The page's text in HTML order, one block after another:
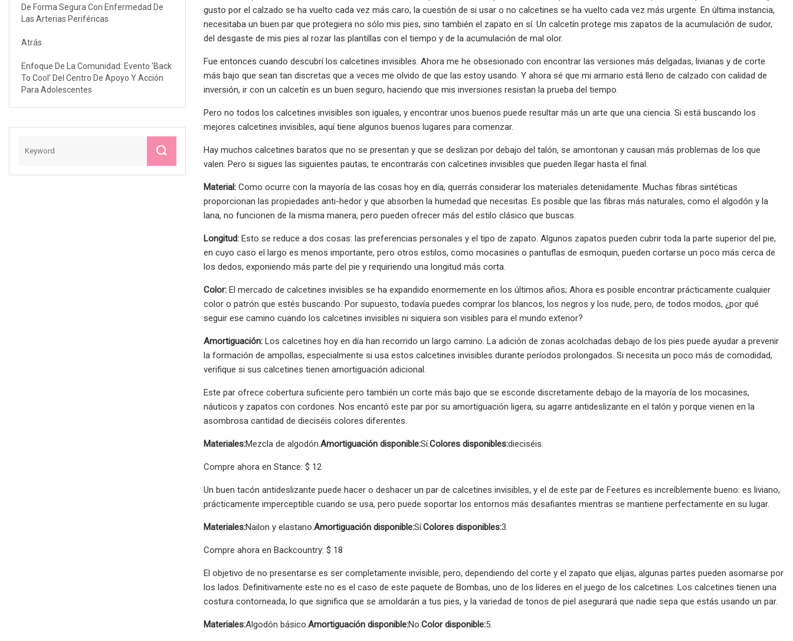
De Forma Segura Con Enfermedad De
Las Arterias Periféricas
Atrás
Enfoque De La Comunidad: Evento 'Back
To Cool' Del Centro De Apoyo Y Acción
Para Adolescentes
gusto por el calzado se ha vuelto cada vez más caro, la cuestión de si usar o no calcetines se ha vuelto cada vez más urgente. En última instancia,
necesitaba un buen par que protegiera no sólo mis pies, sino también el zapato en sí. Un calcetín protege mis zapatos de la acumulación de sudor,
del desgaste de mis pies al rozar las plantillas con el tiempo y de la acumulación de mal olor.
Fue entonces cuando descubrí los calcetines invisibles. Ahora me he obsesionado con encontrar las versiones más delgadas, livianas y de corte
más bajo que sean tan discretas que a veces me olvido de que las estoy usando. Y ahora sé que mi armario está lleno de calzado con calidad de
inversión, ir con un calcetín es un buen seguro, haciendo que mis inversiones resistan la prueba del tiempo.
Pero no todos los calcetines invisibles son iguales, y encontrar unos buenos puede resultar más un arte que una ciencia. Si está buscando los
mejores calcetines invisibles, aquí tiene algunos buenos lugares para comenzar.
Hay muchos calcetines baratos que no se presentan y que se deslizan por debajo del talón, se amontonan y causan más problemas de los que
valen. Pero si sigues las siguientes pautas, te encontrarás con calcetines invisibles que pueden llegar hasta el final.
Material: Como ocurre con la mayoría de las cosas hoy en día, querrás considerar los materiales detenidamente. Muchas fibras sintéticas
proporcionan las propiedades anti-hedor y que absorben la humedad que necesitas. Es posible que las fibras más naturales, como el algodón y la
lana, no funcionen de la misma manera, pero pueden ofrecer más del estilo clásico que buscas.
Longitud: Esto se reduce a dos cosas: las preferencias personales y el tipo de zapato. Algunos zapatos pueden cubrir toda la parte superior del pie,
en cuyo caso el largo es menos importante, pero otros estilos, como mocasines o pantuflas de esmoquin, pueden cortarse un poco más cerca de
los dedos, exponiendo más parte del pie y requiriendo una longitud más corta.
Color: El mercado de calcetines invisibles se ha expandido enormemente en los últimos años; Ahora es posible encontrar prácticamente cualquier
color o patrón que estés buscando. Por supuesto, todavía puedes comprar los blancos, los negros y los nude, pero, de todos modos, ¿por qué
seguir ese camino cuando los calcetines invisibles ni siquiera son visibles para el mundo exterior?
Amortiguación: Los calcetines hoy en día han recorrido un largo camino. La adición de zonas acolchadas debajo de los pies puede ayudar a prevenir
la formación de ampollas, especialmente si usa estos calcetines invisibles durante períodos prolongados. Si necesita un poco más de comodidad,
verifique si sus calcetines tienen amortiguación adicional.
Este par ofrece cobertura suficiente pero también un corte más bajo que se esconde discretamente debajo de la mayoría de los mocasines,
náuticos y zapatos con cordones. Nos encantó este par por su amortiguación ligera, su agarre antideslizante en el talón y porque vienen en la
asombrosa cantidad de dieciséis colores diferentes.
Materiales:Mezcla de algodón. Amortiguación disponible:Sí.Colores disponibles:dieciséis.
Compre ahora en Stance: $ 12
Un buen tacón antideslizante puede hacer o deshacer un par de calcetines invisibles, y el de este par de Feetures es increíblemente bueno: es liviano,
prácticamente imperceptible cuando se usa, pero puede soportar los entornos más desafiantes mientras se mantiene perfectamente en su lugar.
Materiales:Nailon y elastano. Amortiguación disponible:Sí.Colores disponibles:3.
Compre ahora en Backcountry: $ 18
El objetivo de no presentarse es ser completamente invisible, pero, dependiendo del corte y el zapato que elijas, algunas partes pueden asomarse por
los lados. Definitivamente este no es el caso de este paquete de Bombas, uno de los líderes en el juego de los calcetines. Los calcetines tienen una
costura contorneada, lo que significa que se amoldarán a tus pies, y la variedad de tonos de piel asegurará que nadie sepa que estás usando un par.
Materiales:Algodón básico. Amortiguación disponible:No. Color disponible:5.